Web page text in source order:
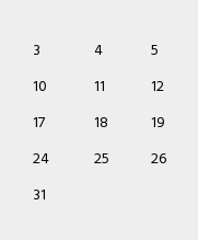
3
4 5
10
11 12
17
18 19
24
25 26
31